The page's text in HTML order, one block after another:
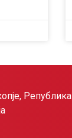
Република